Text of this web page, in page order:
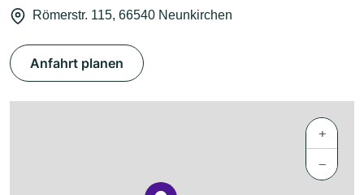
Römerstr. 115, 66540 Neunkirchen
Anfahrt planen
+
−